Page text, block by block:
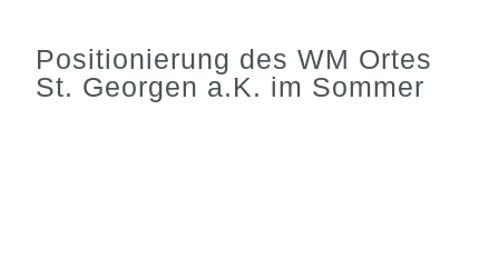
Positionierung des WM Ortes
St. Georgen a.K. im Sommer